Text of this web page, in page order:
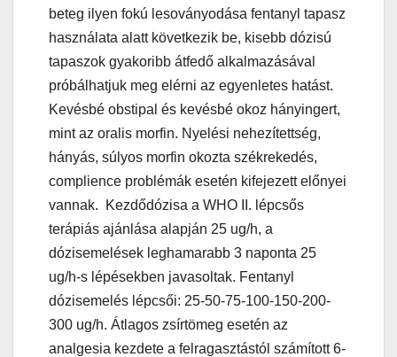
beteg ilyen fokú lesoványodása fentanyl tapasz
használata alatt következik be, kisebb dózisú
tapaszok gyakoribb átfedő alkalmazásával
próbálhatjuk meg elérni az egyenletes hatást.
Kevésbé obstipal és kevésbé okoz hányingert,
mint az oralis morfin. Nyelési nehezítettség,
hányás, súlyos morfin okozta székrekedés,
complience problémák esetén kifejezett előnyei
vannak. Kezdődózisa a WHO II. lépcsős
terápiás ajánlása alapján 25 ug/h, a
dózisemelések leghamarabb 3 naponta 25
ug/h-s lépésekben javasoltak. Fentanyl
dózisemelés lépcsői: 25-50-75-100-150-200-
300 ug/h. Átlagos zsírtömeg esetén az
analgesia kezdete a felragasztástól számított 6-